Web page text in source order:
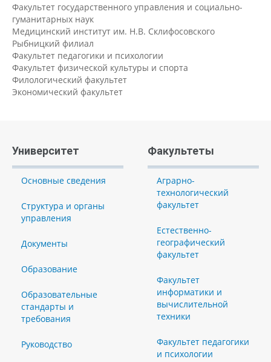
Факультет государственного управления и социально-
гуманитарных наук
Медицинский институт им. Н.В. Склифосовского
Рыбницкий филиал
Факультет педагогики и психологии
Факультет физической культуры и спорта
Филологический факультет
Экономический факультет
Университет
Основные сведения
Структура и органы
управления
Документы
Образование
Образовательные
стандарты и
требования
Руководство
Факультеты
Аграрно-
технологический
факультет
Естественно-
географический
факультет
Факультет
информатики и
вычислительной
техники
Факультет педагогики
и психологии